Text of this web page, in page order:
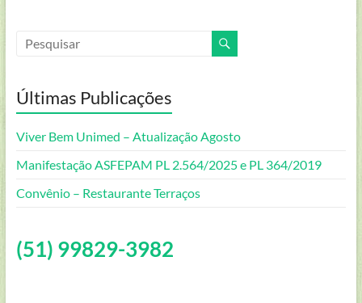
Últimas Publicações
Viver Bem Unimed – Atualização Agosto
Manifestação ASFEPAM PL 2.564/2025 e PL 364/2019
Convênio – Restaurante Terraços
(51) 99829-3982